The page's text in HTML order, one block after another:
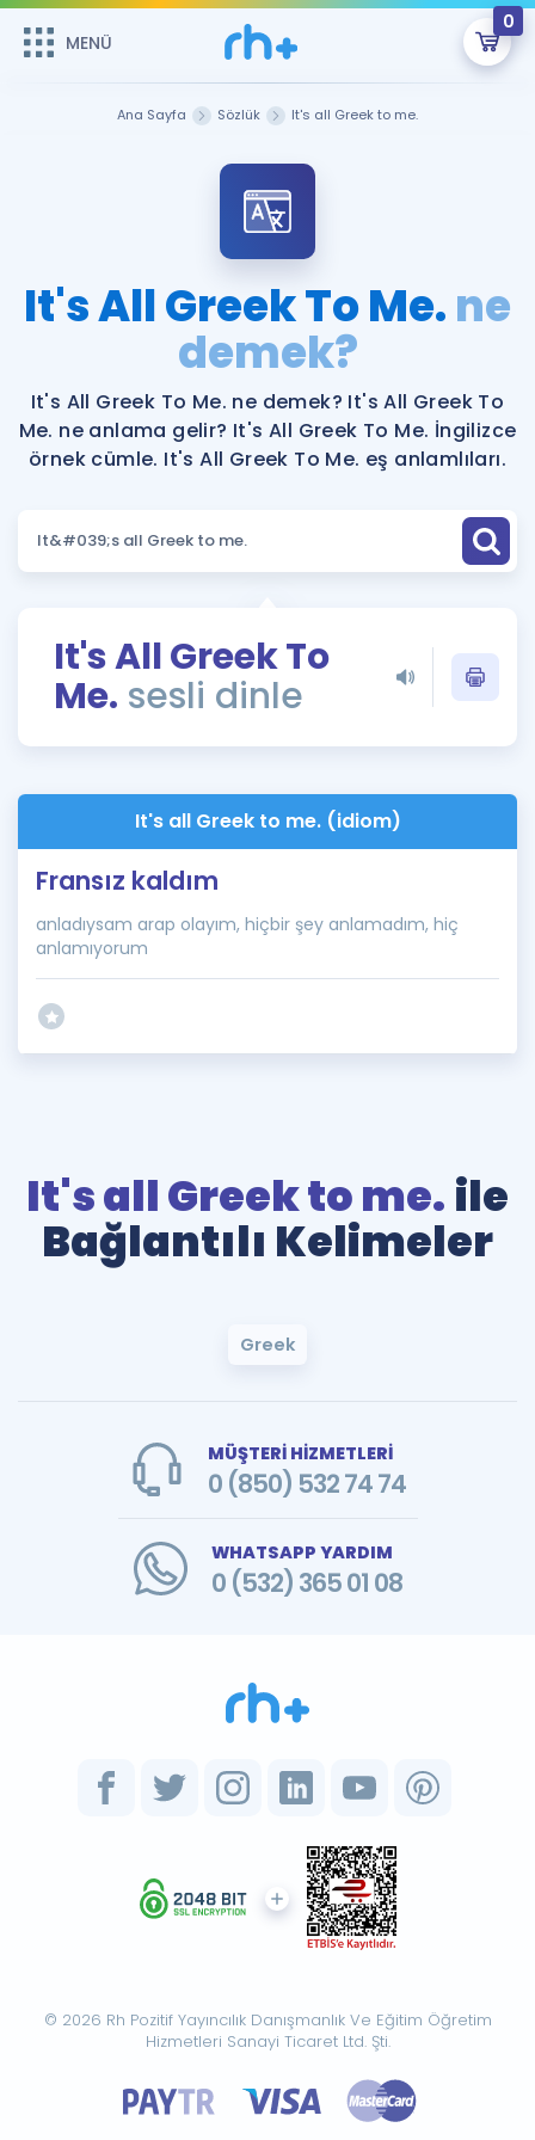
MENÜ
0
Şifremi Hatırlamıyorum
Sepetin Şu An Boş.
Remzi Hoca ile seni sınava hazırlayacak onlarca eğitim seni
bekliyor!
MENÜ
Katılımcı Görüşleri
Faydalı Araçlar
Ücretsiz Kaynaklar
ÖSYM Sınav Takvimi
Kampanyalar
İngilizce Gramer
Blog
İngilizce Gramer
Ana Sayfa Sözlük It's all Greek to me.
It's All Greek To Me.ne
demek?
It's All Greek To Me. ne demek? It's All Greek To
Me. ne anlama gelir? It's All Greek To Me. İngilizce
örnek cümle. It's All Greek To Me. eş anlamlıları.
It's All Greek To
Me. sesli dinle
It's all Greek to me. (idiom)
Fransız kaldım
anladıysam arap olayım, hiçbir şey anlamadım, hiç
anlamıyorum
It's all Greek to me. ile
Bağlantılı Kelimeler
Greek
MÜŞTERİ HİZMETLERİ
0 (850) 532 74 74
WHATSAPP YARDIM
0 (532) 365 01 08
© 2026 Rh Pozitif Yayıncılık Danışmanlık Ve Eğitim Öğretim
Hizmetleri Sanayi Ticaret Ltd. Şti.